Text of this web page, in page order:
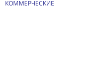
КОММЕРЧЕСКИЕ